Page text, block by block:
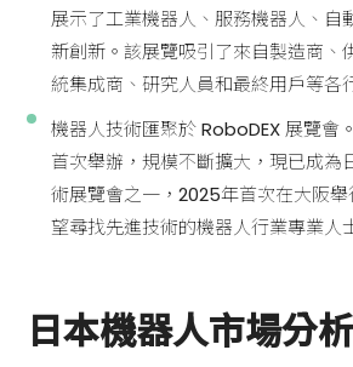
展示了工業機器人、服務機器人、自
新創新。該展覽吸引了來自製造商、
統集成商、研究人員和最終用戶等各
機器人技術匯聚於 RoboDEX 展覽會
首次舉辦，規模不斷擴大，現已成為
術展覽會之一，2025年首次在大阪
望尋找先進技術的機器人行業專業人
日本機器人市場分